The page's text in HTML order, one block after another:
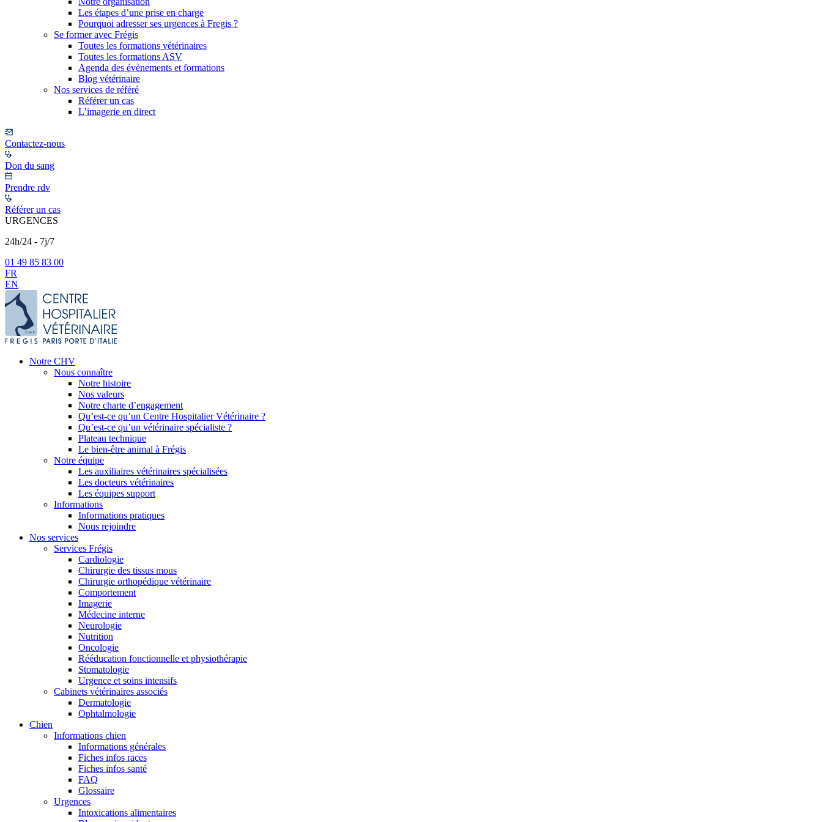
Les étapes d’une prise en charge
Pourquoi adresser ses urgences à Fregis ?
Se former avec Frégis
Toutes les formations vétérinaires
Toutes les formations ASV
Agenda des évènements et formations
Blog vétérinaire
Nos services de référé
Référer un cas
L’imagerie en direct
Contactez-nous
Don du sang
Prendre rdv
Référer un cas
URGENCES
24h/24 - 7j/7
01 49 85 83 00
FR
EN
Notre CHV
Nous connaître
Notre histoire
Nos valeurs
Notre charte d’engagement
Qu’est-ce qu’un Centre Hospitalier Vétérinaire ?
Qu’est-ce qu’un vétérinaire spécialiste ?
Plateau technique
Le bien-être animal à Frégis
Notre équipe
Les auxiliaires vétérinaires spécialisées
Les docteurs vétérinaires
Les équipes support
Informations
Informations pratiques
Nous rejoindre
Nos services
Services Frégis
Cardiologie
Chirurgie des tissus mous
Chirurgie orthopédique vétérinaire
Comportement
Imagerie
Médecine interne
Neurologie
Nutrition
Oncologie
Rééducation fonctionnelle et physiothérapie
Stomatologie
Urgence et soins intensifs
Cabinets vétérinaires associés
Dermatologie
Ophtalmologie
Chien
Informations chien
Informations générales
Fiches infos races
Fiches infos santé
FAQ
Glossaire
Urgences
Intoxications alimentaires